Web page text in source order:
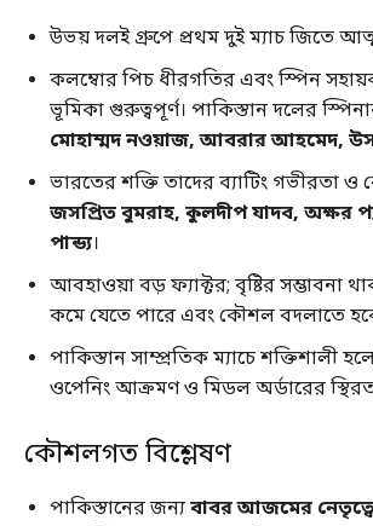
উভয় দলই গ্রুপে প্রথম দুই ম্যাচ জিতে
কলম্বোর পিচ ধীরগতির এবং স্পিন
ভূমিকা গুরুত্বপূর্ণ। পাকিস্তান দলের
মোহাম্মদ নওয়াজ, আবরার আহমেদ,
ভারতের শক্তি তাদের ব্যাটিং গভীরতা ও
জসপ্রিত বুমরাহ, কুলদীপ যাদব, অক্ষর
পান্ড্য।
আবহাওয়া বড় ফ্যাক্টর; বৃষ্টির সম্ভাবনা
কমে যেতে পারে এবং কৌশল বদলাতে
পাকিস্তান সাম্প্রতিক ম্যাচে শক্তিশালী
ওপেনিং আক্রমণ ও মিডল অর্ডারের
কৌশলগত বিশ্লেষণ
পাকিস্তানের জন্যবাবর আজমের নেতৃত্বে